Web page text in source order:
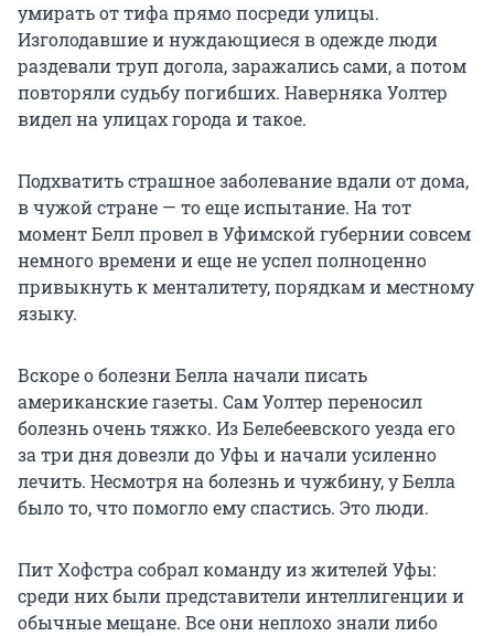
умирать от тифа прямо посреди улицы.
Изголодавшие и нуждающиеся в одежде люди
раздевали труп догола, заражались сами, а потом
повторяли судьбу погибших. Наверняка Уолтер
видел на улицах города и такое.
Подхватить страшное заболевание вдали от дома,
в чужой стране — то еще испытание. На тот
момент Белл провел в Уфимской губернии совсем
немного времени и еще не успел полноценно
привыкнуть к менталитету, порядкам и местному
языку.
Вскоре о болезни Белла начали писать
американские газеты. Сам Уолтер переносил
болезнь очень тяжко. Из Белебеевского уезда его
за три дня довезли до Уфы и начали усиленно
лечить. Несмотря на болезнь и чужбину, у Белла
было то, что помогло ему спастись. Это люди.
Пит Хофстра собрал команду из жителей Уфы:
среди них были представители интеллигенции и
обычные мещане. Все они неплохо знали либо